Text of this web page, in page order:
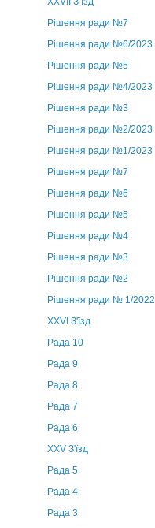
Рішення ради №7
Рішення ради №6/2023
Рішення ради №5
Рішення ради №4/2023
Рішення ради №3
Рішення ради №2/2023
Рішення ради №1/2023
Рішення ради №7
Рішення ради №6
Рішення ради №5
Рішення ради №4
Рішення ради №3
Рішення ради №2
Рішення ради № 1/2022
XXVI З'їзд
Рада 10
Рада 9
Рада 8
Рада 7
Рада 6
XXV З'їзд
Рада 5
Рада 4
Рада 3